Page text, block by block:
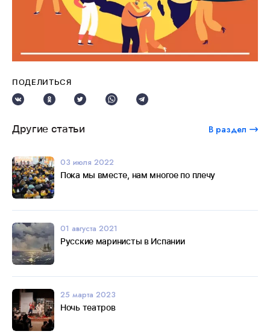
ПОДЕЛИТЬСЯ
Другие статьи В раздел
03 июля 2022
Пока мы вместе, нам многое по плечу
01 августа 2021
Русские маринисты в Испании
25 марта 2023
Ночь театров